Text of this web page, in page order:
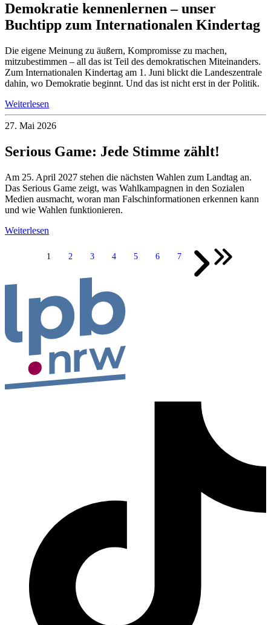
Demokratie kennenlernen – unser
Buchtipp zum Internationalen Kindertag
Die eigene Meinung zu äußern, Kompromisse zu machen,
mitzubestimmen – all das ist Teil des demokratischen Miteinanders.
Zum Internationalen Kindertag am 1. Juni blickt die Landeszentrale
dahin, wo Demokratie beginnt. Und das ist nicht erst in der Politik.
Weiterlesen
27. Mai 2026
Serious Game: Jede Stimme zählt!
Am 25. April 2027 stehen die nächsten Wahlen zum Landtag an.
Das Serious Game zeigt, was Wahlkampagnen in den Sozialen
Medien ausmacht, woran man Falschinformationen erkennen kann
und wie Wahlen funktionieren.
Weiterlesen
1 2 3 4 5 6 7